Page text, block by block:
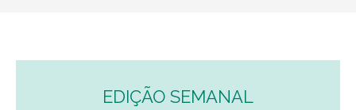
EDIÇÃO SEMANAL